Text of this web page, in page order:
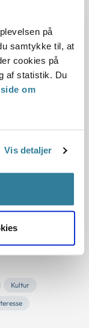
på
samtykke til, at
cookies på
af statistik. Du
om
Vis detaljer
at der ikke var
at fastsætte
ikke
ophør
Kultur